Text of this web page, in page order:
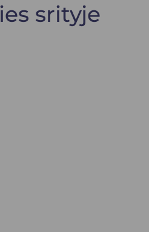
srityje